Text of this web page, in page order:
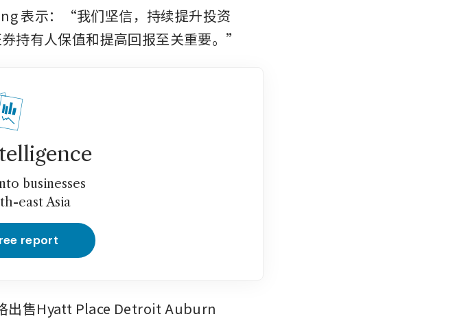
表示：“我们坚信，持续提升投资
持有人保值和提高回报至关重要。”
businesses
east Asia
report
出售Hyatt Place Detroit Auburn